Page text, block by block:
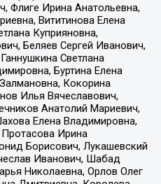
Флиге Ирина Анатольевна,
Вититинова Елена
Куприяновна,
Беляев Сергей Иванович,
Светлана
Буртина Елена
Кокорина
Илья Вячеславович,
Анатолий Мариевич,
Елена Владимировна,
Ирина
Борисович, Лукашевский
Иванович, Шабад
Николаевна, Орлов Олег